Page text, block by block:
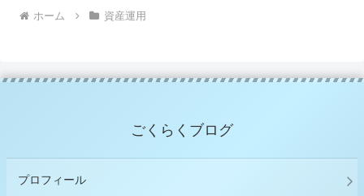
ホーム 資産運用
ごくらくブログ
プロフィール